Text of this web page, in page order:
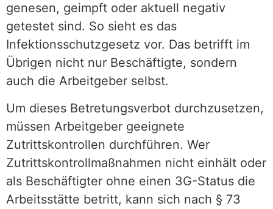
genesen, geimpft oder aktuell negativ
getestet sind. So sieht es das
Infektionsschutzgesetz vor. Das betrifft im
Übrigen nicht nur Beschäftigte, sondern
auch die Arbeitgeber selbst.
Um dieses Betretungsverbot durchzusetzen,
müssen Arbeitgeber geeignete
Zutrittskontrollen durchführen. Wer
Zutrittskontrollmaßnahmen nicht einhält oder
als Beschäftigter ohne einen 3G-Status die
Arbeitsstätte betritt, kann sich nach § 73